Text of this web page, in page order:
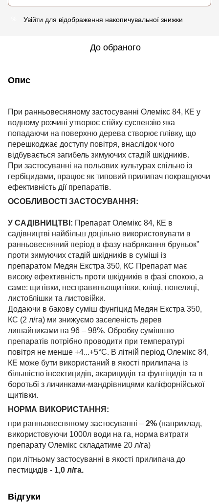
Увійти для відображення накопичувальної знижки
До обраного
Опис
При ранньовесняному застосуванні Олемікс 84, КЕ у
водному розчині утворює стійку суспензію яка
попадаючи на поверхню дерева створює плівку, що
перешкоджає доступу повітря, внаслідок чого
відбувається загибель зимуючих стадій шкідників.
При застосуванні на польових культурах спільно із
гербіцидами, працює як типовий прилипач покращуючи
ефективність дії препаратів.
ОСОБЛИВОСТІ ЗАСТОСУВАННЯ:
У САДІВНИЦТВІ: Препарат Олемікс 84, КЕ в
садівництві найбільш доцільно використовувати в
ранньовесняний період в фазу набрякання бруньок”
проти зимуючих стадій шкідників в суміші із
препаратом Медян Екстра 350, КС Препарат має
високу ефективність проти шкідників в фазі спокою, а
саме: щитівки, несправжньощитівки, кліщі, попелиці,
листоблішки та листовійки.
Додаючи в бакову суміш фунгіцид Медян Екстра 350,
КС (2 л/га) ми знижуємо заселеність дерев
лишайниками на 96 – 98%. Обробку сумішшю
препаратів потрібно проводити при температурі
повітря не менше +4...+5°С. В літній період Олемікс 84,
КЕ може бути використаний в якості прилипача із
більшістю інсектицидів, акарицидів та фунгіцидів та в
боротьбі з личинками-мандрівницями каліфорнійської
щитівки.
НОРМА ВИКОРИСТАННЯ:
при ранньовесняному застосуванні – 2% (наприклад,
використовуючи 1000л води на га, норма витрати
препарату Олемікс складатиме 20 л/га)
при літньому застосуванні в якості прилипача до
пестицидів - 1,0 л/га.
Відгуки